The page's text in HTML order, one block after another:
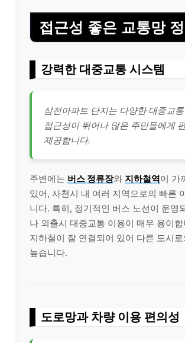
접근성 좋은 교통망
강력한 대중교통 시스템
삼전아파트 단지는 다양한 대중교
접근성이 뛰어나 많은 주민들에게
제공합니다.
주변에는 버스 정류장와 지하철역이 가
있어, 사천시 내 여러 지역으로의 빠른
니다. 특히, 정기적인 버스 노선이 운영
나 외출시 대중교통 이용이 매우 용이
지하철이 잘 연결되어 있어 다른 도시
높습니다.
도로망과 차량 이용 편의성